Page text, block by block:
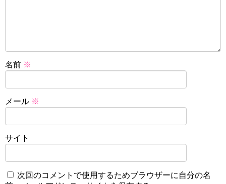
名前 ※
メール ※
サイト
次回のコメントで使用するためブラウザーに自分の名